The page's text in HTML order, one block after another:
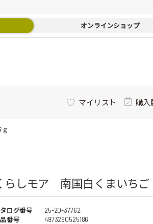
オンラインショップ
マイリスト 購入
らしモア 南国白くまいち
ログ番号
25-20-37762
番号
4973260525186